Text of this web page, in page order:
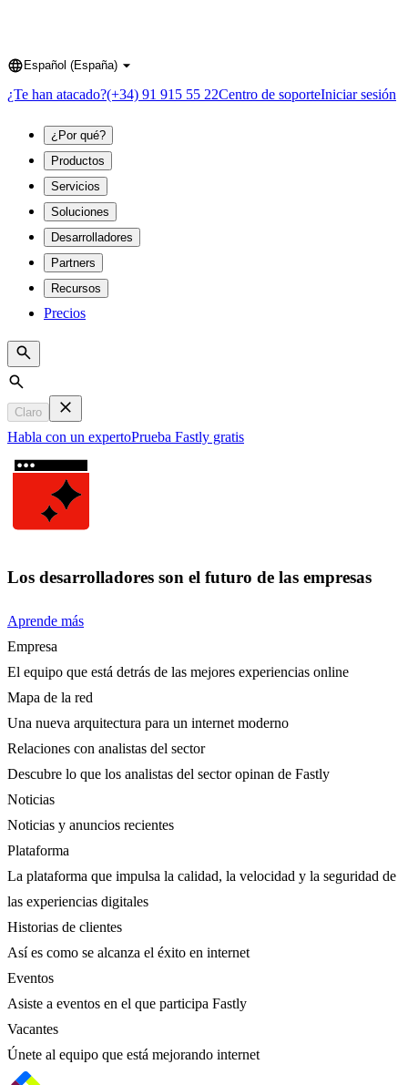
Language
Español (España)
¿Te han atacado?(+34) 91 915 55 22Centro de soporteIniciar sesión
¿Por qué?
Productos
Servicios
Soluciones
Desarrolladores
Partners
Recursos
Precios
Search
Claro
Habla con un expertoPrueba Fastly gratis
Los desarrolladores son el futuro de las empresas
Aprende más
Empresa
El equipo que está detrás de las mejores experiencias online
Mapa de la red
Una nueva arquitectura para un internet moderno
Relaciones con analistas del sector
Descubre lo que los analistas del sector opinan de Fastly
Noticias
Noticias y anuncios recientes
Plataforma
La plataforma que impulsa la calidad, la velocidad y la seguridad de
las experiencias digitales
Historias de clientes
Así es como se alcanza el éxito en internet
Eventos
Asiste a eventos en el que participa Fastly
Vacantes
Únete al equipo que está mejorando internet